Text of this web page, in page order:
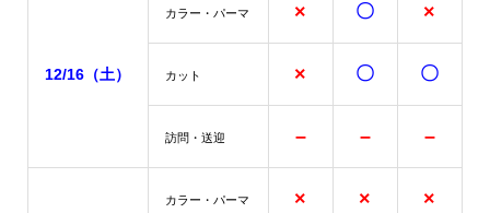
12/16（土）
カラー・パーマ × 〇 ×
カット × 〇 〇
訪問・送迎 – – –
カラー・パーマ × × ×